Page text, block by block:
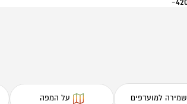
שמירה למועדפים על המפה